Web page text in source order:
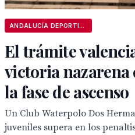
El trámite
victoria nazarena
la fase de ascenso
Un Club Waterpolo Dos
juveniles supera en los